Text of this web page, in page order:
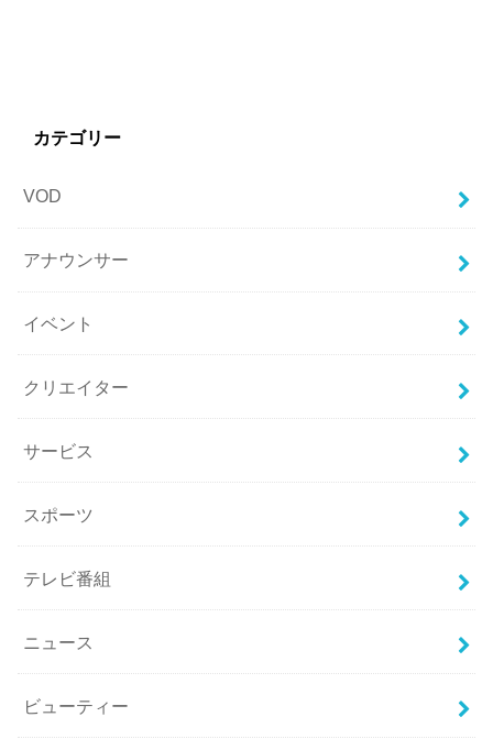
カテゴリー
VOD
アナウンサー
イベント
クリエイター
サービス
スポーツ
テレビ番組
ニュース
ビューティー